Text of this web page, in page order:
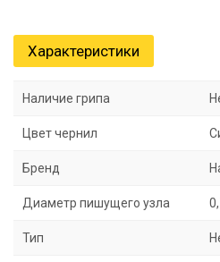
Характеристики
Наличие грипа
Цвет чернил
Бренд
Диаметр пишущего узла
Тип